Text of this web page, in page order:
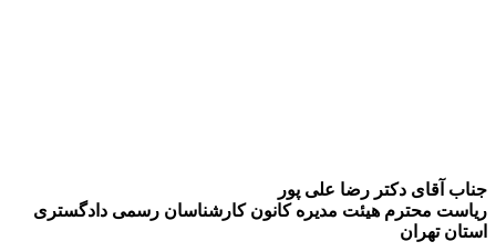
جناب آقای دکتر رضا علی پور
ریاست محترم هیئت مدیره کانون کارشناسان رسمی دادگستری
استان تهران